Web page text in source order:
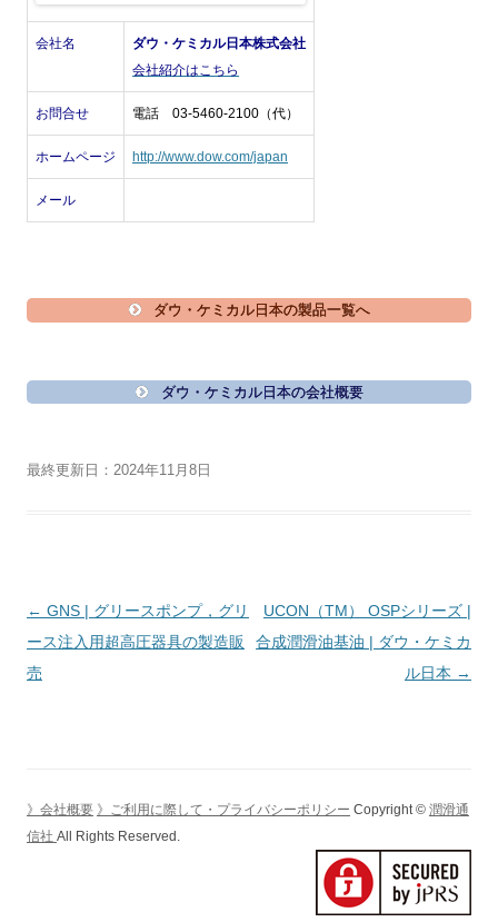
会社名
ダウ・ケミカル日本株式会社
会社紹介はこちら
お問合せ 電話 03-5460-2100（代）
ホームページ http://www.dow.com/japan
メール
ダウ・ケミカル日本の製品一覧へ
ダウ・ケミカル日本の会社概要
最終更新日：2024年11月8日
投
稿
ナ
ョ
← GNS | グリースポンプ，グリ
ース注入用超高圧器具の製造販
売
UCON（TM） OSPシリーズ |
合成潤滑油基油 | ダウ・ケミカ
ル日本 →
》会社概要 》ご利用に際して・プライバシーポリシー Copyright © 潤滑通
信社 All Rights Reserved.